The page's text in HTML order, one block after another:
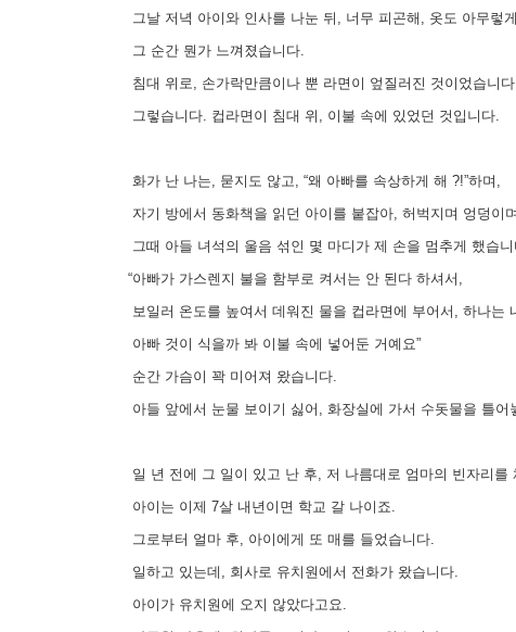
그날 저녁 아이와 인사를 나눈 뒤, 너무 피곤해, 옷도 아무렇
그 순간 뭔가 느껴졌습니다.
침대 위로, 손가락만큼이나 뿐 라면이 엎질러진 것이었습니다.
그렇습니다. 컵라면이 침대 위, 이불 속에 있었던 것입니다.
화가 난 나는, 묻지도 않고, “왜 아빠를 속상하게 해 ?!”하며,
자기 방에서 동화책을 읽던 아이를 붙잡아, 허벅지며 엉덩이
그때 아들 녀석의 울음 섞인 몇 마디가 제 손을 멈추게 했습니
“아빠가 가스렌지 불을 함부로 켜서는 안 된다 하셔서,
보일러 온도를 높여서 데워진 물을 컵라면에 부어서, 하나는
아빠 것이 식을까 봐 이불 속에 넣어둔 거예요”
순간 가슴이 꽉 미어져 왔습니다.
아들 앞에서 눈물 보이기 싫어, 화장실에 가서 수돗물을 틀어
일 년 전에 그 일이 있고 난 후, 저 나름대로 엄마의 빈자리를
아이는 이제 7살 내년이면 학교 갈 나이죠.
그로부터 얼마 후, 아이에게 또 매를 들었습니다.
일하고 있는데, 회사로 유치원에서 전화가 왔습니다.
아이가 유치원에 오지 않았다고요.